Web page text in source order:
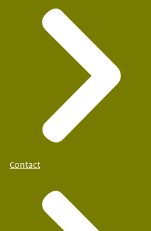
Contact